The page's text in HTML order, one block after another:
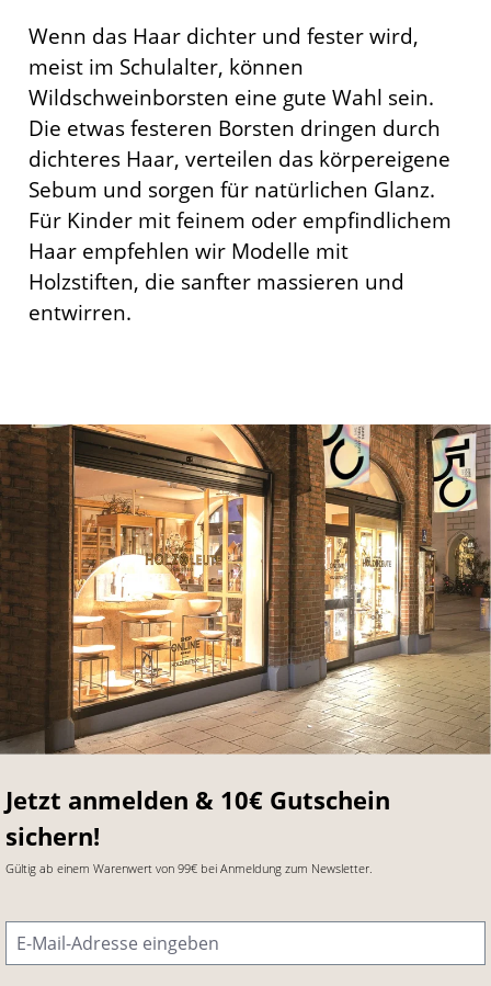
Wenn das Haar dichter und fester wird,
meist im Schulalter, können
Wildschweinborsten eine gute Wahl sein.
Die etwas festeren Borsten dringen durch
dichteres Haar, verteilen das körpereigene
Sebum und sorgen für natürlichen Glanz.
Für Kinder mit feinem oder empfindlichem
Haar empfehlen wir Modelle mit
Holzstiften, die sanfter massieren und
entwirren.
Jetzt anmelden & 10€ Gutschein
sichern!
Gültig ab einem Warenwert von 99€ bei Anmeldung zum Newsletter.
E-Mail-Adresse